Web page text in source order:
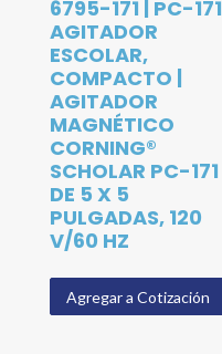
6795-171 | PC-171
AGITADOR
ESCOLAR,
COMPACTO |
AGITADOR
MAGNÉTICO
CORNING®
SCHOLAR PC-171
DE 5 X 5
PULGADAS, 120
V/60 HZ
Agregar a Cotización